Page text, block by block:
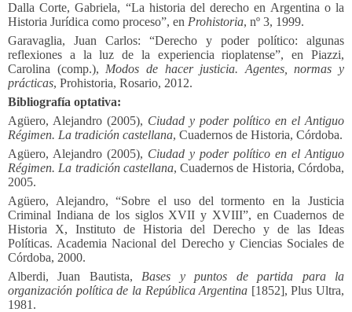
Dalla Corte, Gabriela, “La historia del derecho en Argentina o la
Historia Jurídica como proceso”, en Prohistoria, nº 3, 1999.
Garavaglia, Juan Carlos: “Derecho y poder político: algunas
reflexiones a la luz de la experiencia rioplatense”, en Piazzi,
Carolina (comp.), Modos de hacer justicia. Agentes, normas y
prácticas, Prohistoria, Rosario, 2012.
Bibliografía optativa:
Agüero, Alejandro (2005), Ciudad y poder político en el Antiguo
Régimen. La tradición castellana, Cuadernos de Historia, Córdoba.
Agüero, Alejandro (2005), Ciudad y poder político en el Antiguo
Régimen. La tradición castellana, Cuadernos de Historia, Córdoba,
2005.
Agüero, Alejandro, “Sobre el uso del tormento en la Justicia
Criminal Indiana de los siglos XVII y XVIII”, en Cuadernos de
Historia X, Instituto de Historia del Derecho y de las Ideas
Políticas. Academia Nacional del Derecho y Ciencias Sociales de
Córdoba, 2000.
Alberdi, Juan Bautista, Bases y puntos de partida para la
organización política de la República Argentina [1852], Plus Ultra,
1981.